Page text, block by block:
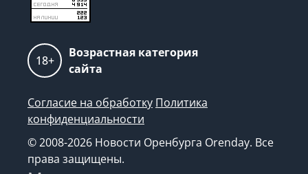
18+
Возрастная категория
сайта
Согласие на обработку Политика
конфиденциальности
© 2008-2026 Новости Оренбурга Orenday. Все
права защищены.